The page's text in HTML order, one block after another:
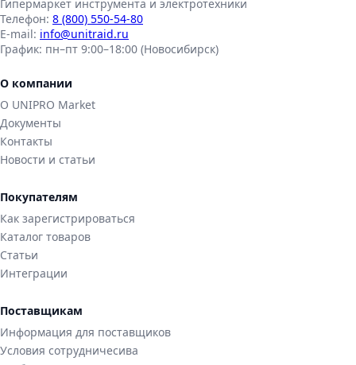
Гипермаркет инструмента и электротехники
Телефон: 8 (800) 550-54-80
E-mail: info@unitraid.ru
График: пн–пт 9:00–18:00 (Новосибирск)
О компании
О UNIPRO Market
Документы
Контакты
Новости и статьи
Покупателям
Как зарегистрироваться
Каталог товаров
Статьи
Интеграции
Поставщикам
Информация для поставщиков
Условия сотрудничесива